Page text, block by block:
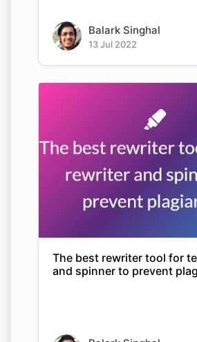
Balark Singhal
13 Jul 2022
The best rewriter tool for
and spinner to prevent